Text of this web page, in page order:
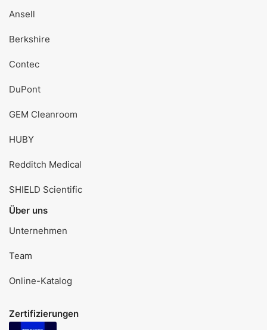
Ansell
Berkshire
Contec
DuPont
GEM Cleanroom
HUBY
Redditch Medical
SHIELD Scientific
Über uns
Unternehmen
Team
Online-Katalog
Zertifizierungen